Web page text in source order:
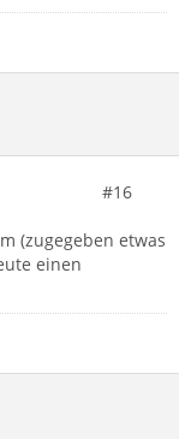
#16
(zugegeben etwas
einen